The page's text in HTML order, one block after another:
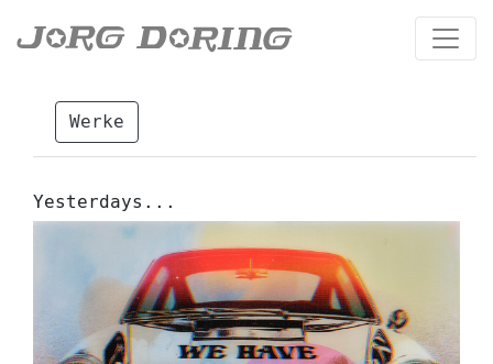
Werke
Yesterdays...